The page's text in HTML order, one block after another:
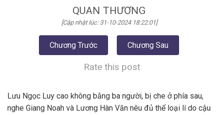
QUAN THƯƠNG
[Cập nhật lúc: 31-10-2024 18:22:01]
Chương Trước Chương Sau
Rate this post
Lưu Ngọc Luy cao không bằng ba người, bị che ở phía sau,
nghe Giang Noah và Lương Hàn Văn nêu đủ thể loại lí do cậu